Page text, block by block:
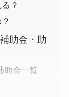
？
助金・助
助金一覧